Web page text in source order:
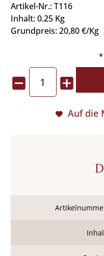
Artikel-Nr.: T116
Inhalt: 0.25 Kg
Grundpreis: 20,80 €/Kg
Auf die